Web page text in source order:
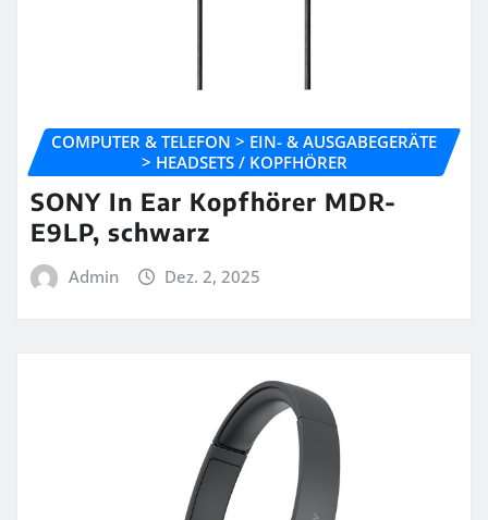
COMPUTER & TELEFON > EIN- & AUSGABEGERÄTE
> HEADSETS / KOPFHÖRER
SONY In Ear Kopfhörer MDR-
E9LP, schwarz
Admin Dez. 2, 2025